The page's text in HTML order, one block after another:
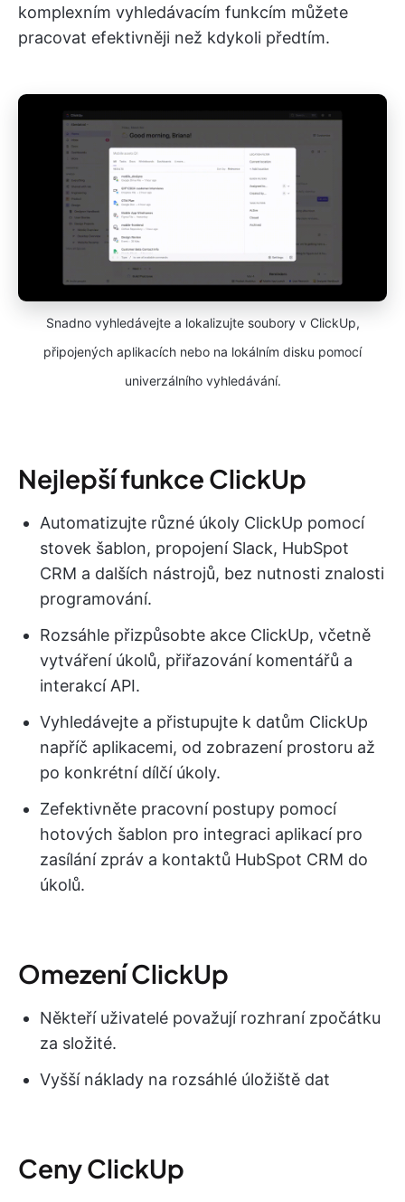
komplexním vyhledávacím funkcím můžete
pracovat efektivněji než kdykoli předtím.
Snadno vyhledávejte a lokalizujte soubory v ClickUp,
připojených aplikacích nebo na lokálním disku pomocí
univerzálního vyhledávání.
Nejlepší funkce ClickUp
Automatizujte různé úkoly ClickUp pomocí
stovek šablon, propojení Slack, HubSpot
CRM a dalších nástrojů, bez nutnosti znalosti
programování.
Rozsáhle přizpůsobte akce ClickUp, včetně
vytváření úkolů, přiřazování komentářů a
interakcí API.
Vyhledávejte a přistupujte k datům ClickUp
napříč aplikacemi, od zobrazení prostoru až
po konkrétní dílčí úkoly.
Zefektivněte pracovní postupy pomocí
hotových šablon pro integraci aplikací pro
zasílání zpráv a kontaktů HubSpot CRM do
úkolů.
Omezení ClickUp
Někteří uživatelé považují rozhraní zpočátku
za složité.
Vyšší náklady na rozsáhlé úložiště dat
Ceny ClickUp